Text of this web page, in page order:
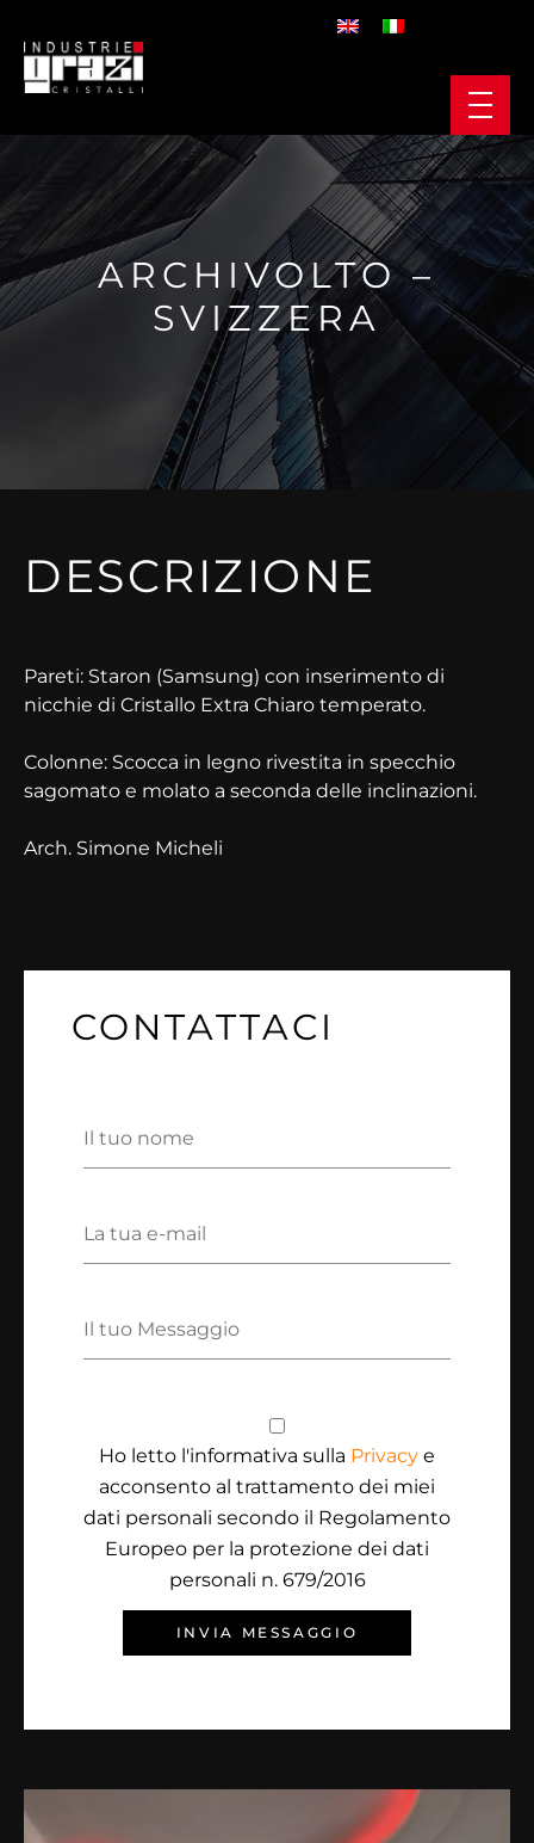
ARCHIVOLTO –
SVIZZERA
DESCRIZIONE
Pareti: Staron (Samsung) con inserimento di
nicchie di Cristallo Extra Chiaro temperato.
Colonne: Scocca in legno rivestita in specchio
sagomato e molato a seconda delle inclinazioni.
Arch. Simone Micheli
CONTATTACI
Ho letto l'informativa sulla Privacy e
acconsento al trattamento dei miei
dati personali secondo il Regolamento
Europeo per la protezione dei dati
personali n. 679/2016